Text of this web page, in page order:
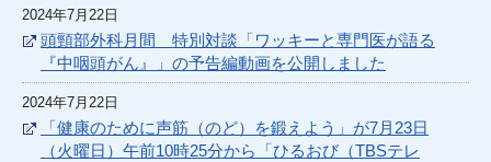
2024年7月22日
頭頸部外科月間 特別対談「ワッキーと専門医が語る
『中咽頭がん』」の予告編動画を公開しました
2024年7月22日
「健康のために声筋（のど）を鍛えよう」が7月23日
（火曜日）午前10時25分から「ひるおび（TBSテレ